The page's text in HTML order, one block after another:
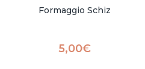
Formaggio Schiz
5,00€